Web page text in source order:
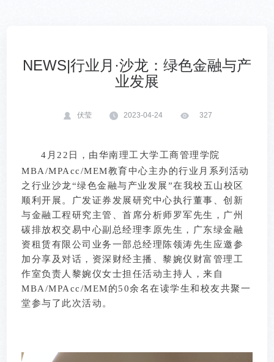
NEWS|行业月·沙龙：绿色金融与产
业发展
伏莹 2023-04-24 327
4月22日，由华南理工大学工商管理学院
MBA/MPAcc/MEM教育中心主办的行业月系列活动
之行业沙龙“绿色金融与产业发展”在我校五山校区
顺利开展。广发证券发展研究中心执行董事、创新
与金融工程研究主管、首席分析师罗军先生，广州
碳排放权交易中心副总经理李原先生，广东绿金融
资租赁有限公司业务一部总经理陈领涛先生应邀参
加分享及对话，资深财经主播、黎婉仪财富管理工
作室负责人黎婉仪女士担任活动主持人，来自
MBA/MPAcc/MEM的50余名在读学生和校友共聚一
堂参与了此次活动。